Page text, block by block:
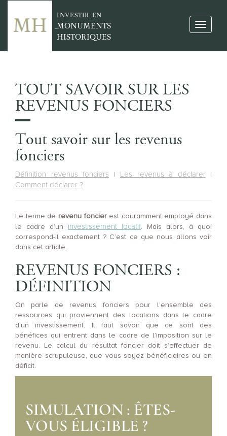
INVESTIR EN
MONUMENTS
HISTORIQUES
TOUT SAVOIR SUR LES
REVENUS FONCIERS
Tout savoir sur les revenus
fonciers
Définition revenus fonciers | Les revenus à déclarer|
Comment déclarer ?
Le terme de revenu foncierest couramment employé dans
le cadre d’un investissement locatif. Mais alors, à quoi
correspond-il exactement ? C’est ce que nous allons voir
dans cet article.
REVENUS FONCIERS :
DÉFINITION
On parle de revenus fonciers pour l’ensemble des
ressources qui proviennent des locations dans le cadre
d’un investissement. Il faut savoir que ce sont des
bénéfices qui entrent dans le cadre de l’imposition sur le
revenu. Le calcul du résultat foncier doit s’effectuer de
manière scrupuleuse, que vous soyez bénéficiaires ou en
déficit.
SIMULATION : ÊTES-
VOUS ÉLIGIBLE ?